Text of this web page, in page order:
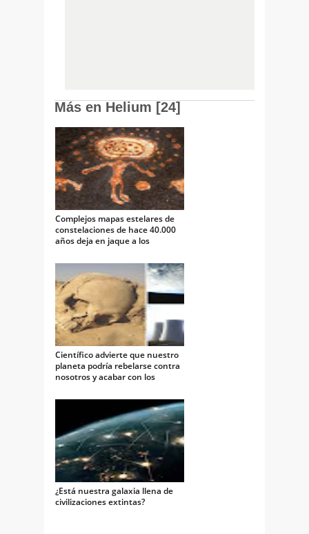
Más en Helium [24]
Complejos mapas estelares de
constelaciones de hace 40.000
años deja en jaque a los
Científico advierte que nuestro
planeta podría rebelarse contra
nosotros y acabar con los
¿Está nuestra galaxia llena de
civilizaciones extintas?